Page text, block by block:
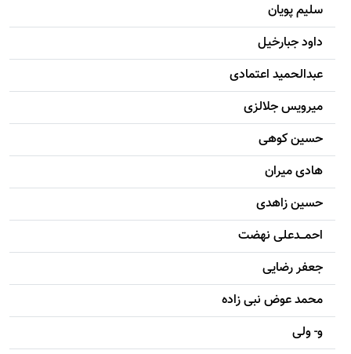
سليم پویان
داود جبارخیل
عبدالحمید اعتمادی
میرویس جلالزی
حسين کوهی
هادی ميران
حسين زاهدی
احمـــدعلی نهضت
جعفر رضایی
محمد عوض نبی زاده
و- ولی